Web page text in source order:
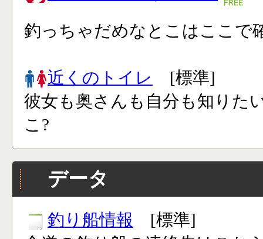
釣っちゃだめなとこはここで
近くのトイレ
[標準]
彼女も奥さんも自分も知りた
こ?
データ
釣り船情報 [標準]